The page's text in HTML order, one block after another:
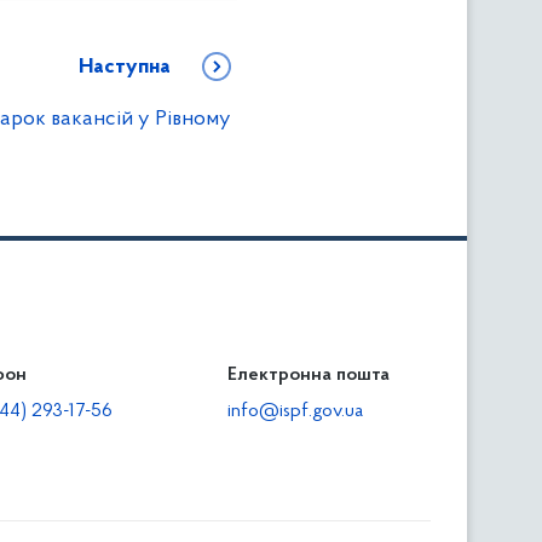
Наступна
вакансій у Рівному
293-17-56
Електронна пошта
info@ispf.gov.ua